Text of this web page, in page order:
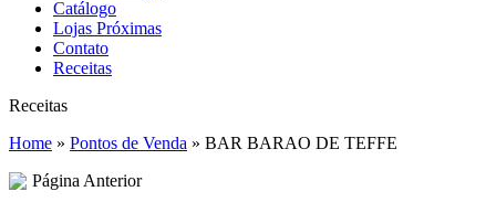
Catálogo
Lojas Próximas
Contato
Receitas
Receitas
Home » Pontos de Venda » BAR BARAO DE TEFFE
Página Anterior